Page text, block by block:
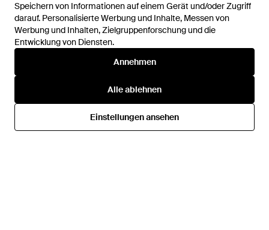
Speichern von Informationen auf einem Gerät und/oder Zugriff
darauf. Personalisierte Werbung und Inhalte, Messen von
Werbung und Inhalten, Zielgruppenforschung und die
Entwicklung von Diensten.
Annehmen
Alle ablehnen
Einstellungen ansehen
Speichern von Informationen auf einem Gerät und/oder Zugriff
darauf. Personalisierte Werbung und Inhalte, Messen von
Werbung und Inhalten, Zielgruppenforschung und die
Entwicklung von Diensten.
Annehmen
Alle ablehnen
Einstellungen ansehen
K-Way
Hoodie Mit Kordelzug - Grün
161 €
Jack Sherpa Polar Reversible
SALE